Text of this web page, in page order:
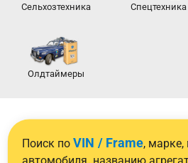
Сельхозтехника Спецтехника
Олдтаймеры
Поиск поVIN / Frame, марке,